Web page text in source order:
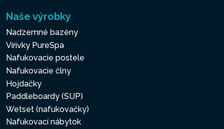
Naše výrobky
Nadzemné bazény
Vírivky PureSpa
Nafukovacie postele
Nafukovacie člny
Hojdačky
Paddleboardy (SUP)
Wetset (nafukovačky)
Nafukovací nábytok